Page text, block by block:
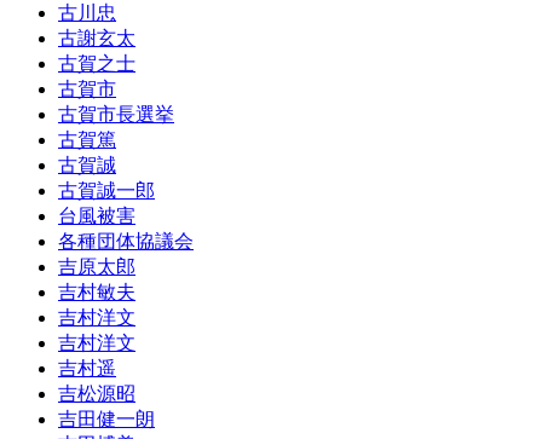
古川忠
古謝玄太
古賀之士
古賀市
古賀市長選挙
古賀篤
古賀誠
古賀誠一郎
台風被害
各種団体協議会
吉原太郎
吉村敏夫
吉村洋文
吉村洋文
吉村遥
吉松源昭
吉田健一朗